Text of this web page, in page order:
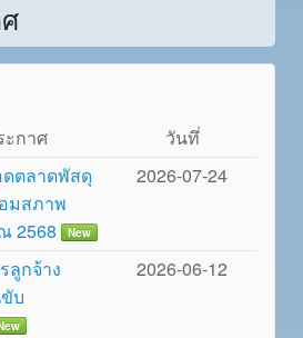
ะกาศ
วันทึ่
ตลาดพัสดุ
มสภาพ
2568
New
2026-07-24
ลูกจ้าง
บ
2026-06-12